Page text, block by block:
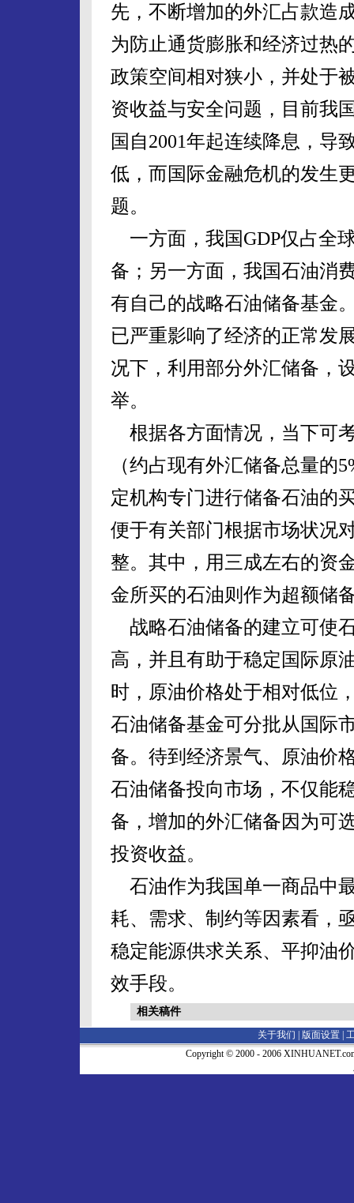
先，不断增加的外汇占款造
为防止通货膨胀和经济过热
政策空间相对狭小，并处于
资收益与安全问题，目前我
国自2001年起连续降息，导
低，而国际金融危机的发生
题。
一方面，我国GDP仅占全
备；另一方面，我国石油消
有自己的战略石油储备基金
已严重影响了经济的正常发
况下，利用部分外汇储备，
举。
根据各方面情况，当下可
（约占现有外汇储备总量的
定机构专门进行储备石油的
便于有关部门根据市场状况
整。其中，用三成左右的资
金所买的石油则作为超额储
战略石油储备的建立可使
高，并且有助于稳定国际原
时，原油价格处于相对低位
石油储备基金可分批从国际
备。待到经济景气、原油价
石油储备投向市场，不仅能
备，增加的外汇储备因为可
投资收益。
石油作为我国单一商品中
耗、需求、制约等因素看，
稳定能源供求关系、平抑油
效手段。
相关稿件
关于我们 | 版面设置
Copyright © 2000 - 2006